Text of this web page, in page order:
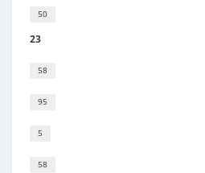
50
23
58
95
5
58